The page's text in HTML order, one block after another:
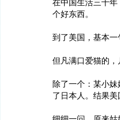
在中国生活三十
个好东西。
到了美国，基本
但凡满口爱猫的，
除了一个：某小
了日本人。结果